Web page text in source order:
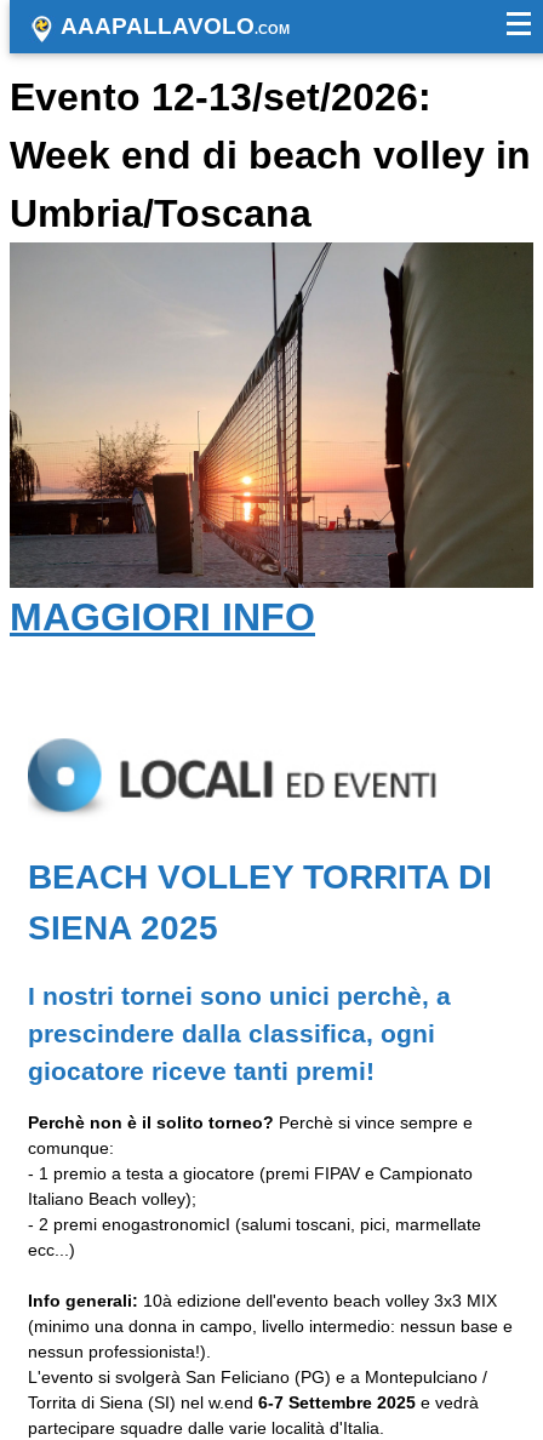
AAAPALLAVOLO.COM
Evento 12-13/set/2026:
Week end di beach volley in
Umbria/Toscana
MAGGIORI INFO
BEACH VOLLEY TORRITA DI
SIENA 2025
I nostri tornei sono unici perchè, a
prescindere dalla classifica, ogni
giocatore riceve tanti premi!
Perchè non è il solito torneo? Perchè si vince sempre e
comunque:
- 1 premio a testa a giocatore (premi FIPAV e Campionato
Italiano Beach volley);
- 2 premi enogastronomicI (salumi toscani, pici, marmellate
ecc...)
Info generali: 10à edizione dell'evento beach volley 3x3 MIX
(minimo una donna in campo, livello intermedio: nessun base e
nessun professionista!).
L'evento si svolgerà San Feliciano (PG) e a Montepulciano /
Torrita di Siena (SI) nel w.end 6-7 Settembre 2025 e vedrà
partecipare squadre dalle varie località d'Italia.